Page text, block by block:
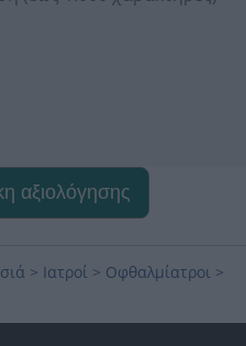
αξιολόγησης
> Ιατροί > Οφθαλμίατροι >